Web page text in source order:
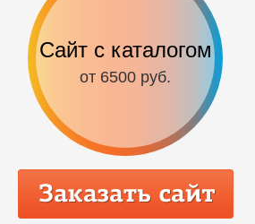
Сайт с каталогом
от 6500 руб.